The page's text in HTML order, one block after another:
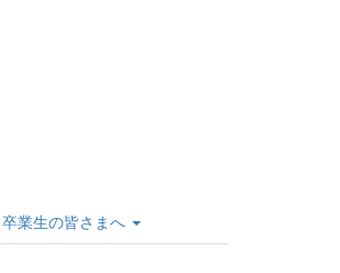
卒業生の皆さまへ